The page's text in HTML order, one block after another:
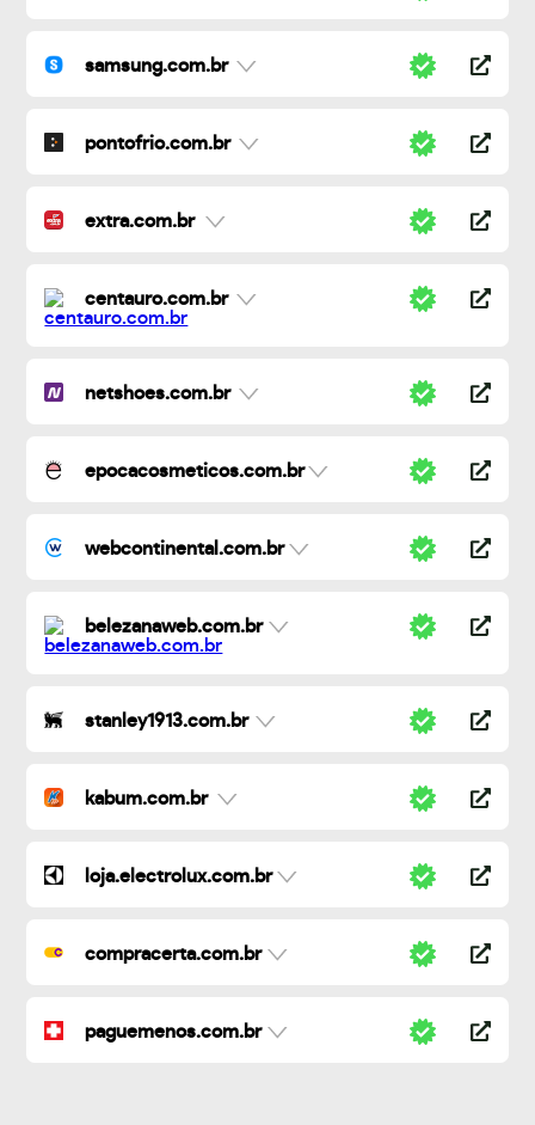
samsung.com.br
pontofrio.com.br
extra.com.br
centauro.com.br
netshoes.com.br
epocacosmeticos.com.br
webcontinental.com.br
belezanaweb.com.br
stanley1913.com.br
kabum.com.br
loja.electrolux.com.br
compracerta.com.br
paguemenos.com.br